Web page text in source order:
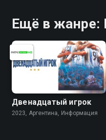
Ещё в жанре:
Двенадцатый игрок
2023, Аргентина, Информация